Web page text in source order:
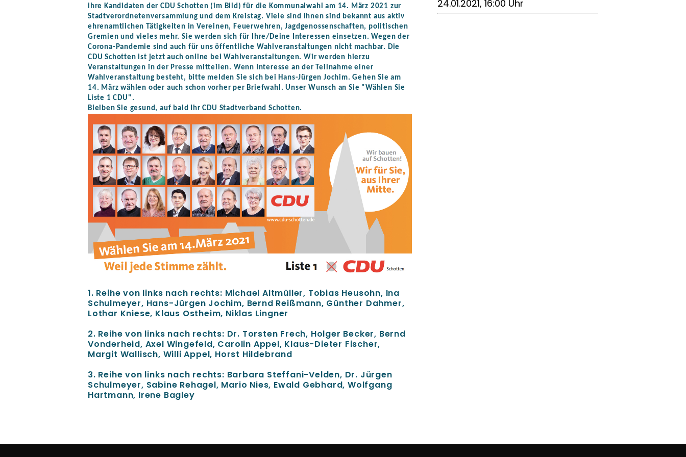
ihre Kandidaten der CDU Schotten (im Bild) für die Kommunalwahl am 14. März 2021 zur
Stadtverordnetenversammlung und dem Kreistag. Viele sind Ihnen sind bekannt aus aktiv
ehrenamtlichen Tätigkeiten in Vereinen, Feuerwehren, Jagdgenossenschaften, politischen
Gremien und vieles mehr. Sie werden sich für Ihre/Deine Interessen einsetzen. Wegen der
Corona-Pandemie sind auch für uns öffentliche Wahlveranstaltungen nicht machbar. Die
CDU Schotten ist jetzt auch online bei Wahlveranstaltungen. Wir werden hierzu
Veranstaltungen in der Presse mitteilen. Wenn Interesse an der Teilnahme einer
Wahlveranstaltung besteht, bitte melden Sie sich bei Hans-Jürgen Jochim. Gehen Sie am
14. März wählen oder auch schon vorher per Briefwahl. Unser Wunsch an Sie "Wählen Sie
Liste 1 CDU".
Bleiben Sie gesund, auf bald Ihr CDU Stadtverband Schotten.
1. Reihe von links nach rechts: Michael Altmüller, Tobias Heusohn, Ina
Schulmeyer, Hans-Jürgen Jochim, Bernd Reißmann, Günther Dahmer,
Lothar Kniese, Klaus Ostheim, Niklas Lingner
2. Reihe von links nach rechts: Dr. Torsten Frech, Holger Becker, Bernd
Vonderheid, Axel Wingefeld, Carolin Appel, Klaus-Dieter Fischer,
Margit Wallisch, Willi Appel, Horst Hildebrand
3. Reihe von links nach rechts: Barbara Steffani-Velden, Dr. Jürgen
Schulmeyer, Sabine Rehagel, Mario Nies, Ewald Gebhard, Wolfgang
Hartmann, Irene Bagley
24.01.2021, 16:00 Uhr